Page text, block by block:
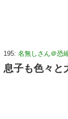
195: 名無しさん＠恐
息子も色々と